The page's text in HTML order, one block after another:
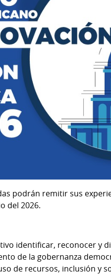
podrán remitir sus
del 2026.
identificar, reconocer y
de la gobernanza
de recursos, inclusión y